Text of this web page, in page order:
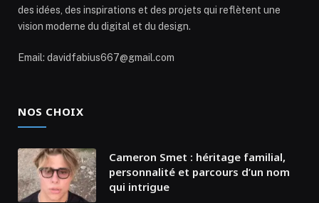
des idées, des inspirations et des projets qui reflètent une
vision moderne du digital et du design.
Email: davidfabius667@gmail.com
NOS CHOIX
Cameron Smet : héritage familial,
personnalité et parcours d’un nom
qui intrigue